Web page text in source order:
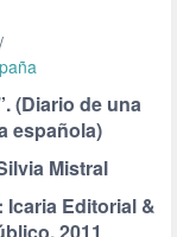
/
(Diario de una
española)
Mistral
Icaria Editorial &